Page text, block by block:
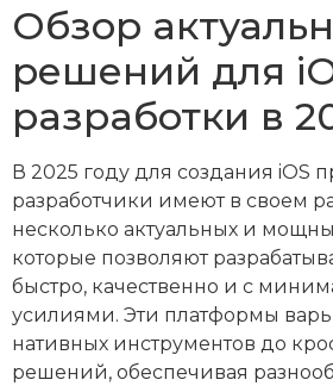
Обзор
решений для
разработки в
В 2025 году для создания iOS
разработчики имеют в своем
несколько актуальных и
которые позволяют
быстро, качественно и с
усилиями. Эти платформы
нативных инструментов до
решений, обеспечивая